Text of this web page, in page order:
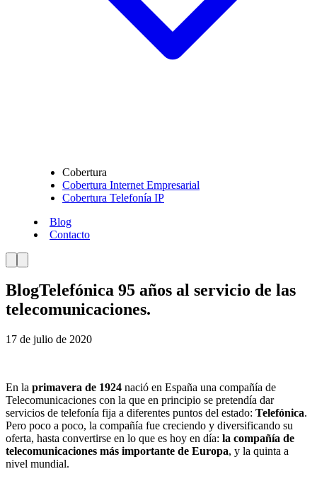
Cobertura
Cobertura Internet Empresarial
Cobertura Telefonía IP
Blog
Contacto
BlogTelefónica 95 años al servicio de las
telecomunicaciones.
17 de julio de 2020
En la primavera de 1924 nació en España una compañía de
Telecomunicaciones con la que en principio se pretendía dar
servicios de telefonía fija a diferentes puntos del estado: Telefónica.
Pero poco a poco, la compañía fue creciendo y diversificando su
oferta, hasta convertirse en lo que es hoy en día: la compañía de
telecomunicaciones más importante de Europa, y la quinta a
nivel mundial.